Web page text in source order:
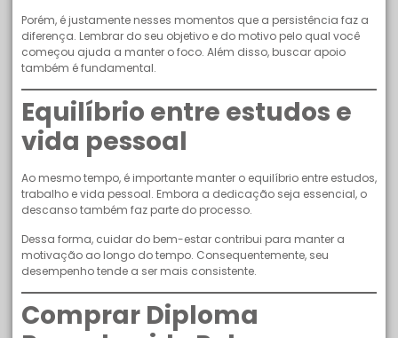
Porém, é justamente nesses momentos que a persistência faz a
diferença. Lembrar do seu objetivo e do motivo pelo qual você
começou ajuda a manter o foco. Além disso, buscar apoio
também é fundamental.
Equilíbrio entre estudos e
vida pessoal
Ao mesmo tempo, é importante manter o equilíbrio entre estudos,
trabalho e vida pessoal. Embora a dedicação seja essencial, o
descanso também faz parte do processo.
Dessa forma, cuidar do bem-estar contribui para manter a
motivação ao longo do tempo. Consequentemente, seu
desempenho tende a ser mais consistente.
Comprar Diploma